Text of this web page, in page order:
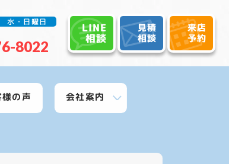
・日曜日
8022
LINE
相談
見積
相談
来店
予約
の声 会社案内